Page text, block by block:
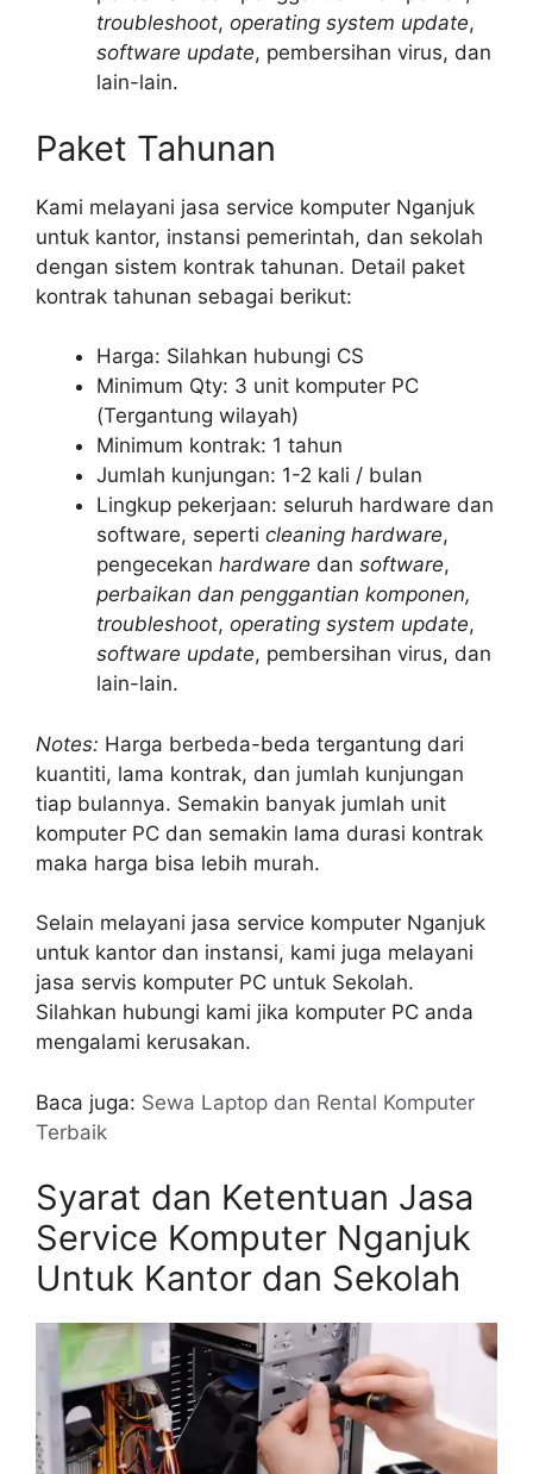
troubleshoot, operating system update,
software update, pembersihan virus, dan
lain-lain.
Paket Tahunan
Kami melayani jasa service komputer Nganjuk
untuk kantor, instansi pemerintah, dan sekolah
dengan sistem kontrak tahunan. Detail paket
kontrak tahunan sebagai berikut:
Harga: Silahkan hubungi CS
Minimum Qty: 3 unit komputer PC
(Tergantung wilayah)
Minimum kontrak: 1 tahun
Jumlah kunjungan: 1-2 kali / bulan
Lingkup pekerjaan: seluruh hardware dan
software, seperti cleaning hardware,
pengecekan hardware dan software,
perbaikan dan penggantian komponen,
troubleshoot, operating system update,
software update, pembersihan virus, dan
lain-lain.
Notes: Harga berbeda-beda tergantung dari
kuantiti, lama kontrak, dan jumlah kunjungan
tiap bulannya. Semakin banyak jumlah unit
komputer PC dan semakin lama durasi kontrak
maka harga bisa lebih murah.
Selain melayani jasa service komputer Nganjuk
untuk kantor dan instansi, kami juga melayani
jasa servis komputer PC untuk Sekolah.
Silahkan hubungi kami jika komputer PC anda
mengalami kerusakan.
Baca juga: Sewa Laptop dan Rental Komputer
Terbaik
Syarat dan Ketentuan Jasa
Service Komputer Nganjuk
Untuk Kantor dan Sekolah